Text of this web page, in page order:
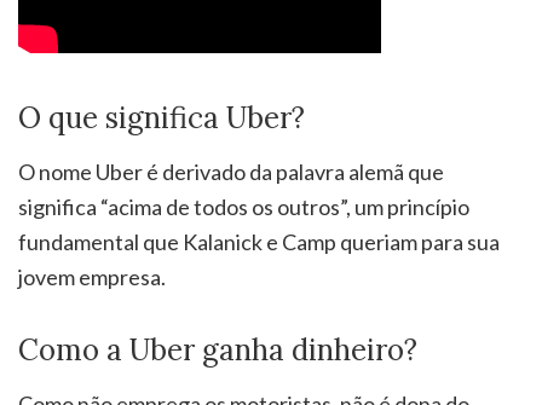
O que significa Uber?
O nome Uber é derivado da palavra alemã que
significa “acima de todos os outros”, um princípio
fundamental que Kalanick e Camp queriam para sua
jovem empresa.
Como a Uber ganha dinheiro?